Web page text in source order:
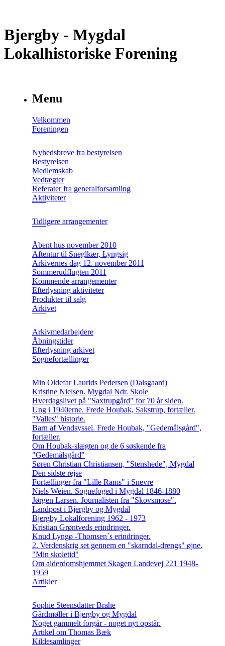
Bjergby - Mygdal
Lokalhistoriske Forening
Menu
Velkommen
Foreningen
Nyhedsbreve fra bestyrelsen
Bestyrelsen
Medlemskab
Vedtægter
Referater fra generalforsamling
Aktiviteter
Tidligere arrangementer
Åbent hus november 2010
Aftentur til Sneglkær, Lyngsig
Arkivernes dag 12. november 2011
Sommerudflugten 2011
Kommende arrangementer
Efterlysning aktiviteter
Produkter til salg
Arkivet
Arkivmedarbejdere
Åbningstider
Efterlysning arkivet
Sognefortællinger
Min Oldefar Laurids Pedersen (Dalsgaard)
Kristine Nielsen. Mygdal Ndr. Skole
Hverdagslivet på "Saxtrupgård" for 70 år siden.
Ung i 1940erne. Frede Houbak, Sakstrup, fortæller.
"Valles" historie.
Barn af Vendsyssel. Frede Houbak, "Gedemålsgård",
fortæller.
Om Houbak-slægten og de 6 søskende fra
"Gedemålsgård"
Søren Christian Christiansen, "Stenshede", Mygdal
Den sidste rejse
Fortællinger fra "Lille Rams" i Snevre
Niels Weien. Sognefoged i Mygdal 1846-1880
Jørgen Larsen. Journalisten fra "Skovsmose".
Landpost i Bjergby og Mygdal
Bjergby Lokalforening 1962 - 1973
Kristian Grøntveds erindringer.
Knud Lyngø -Thomsen`s erindringer.
2. Verdenskrig set gennem en "skarndal-drengs" øjne.
"Min skoletid"
Om alderdomshjemmet Skagen Landevej 221 1948-
1959
Artikler
Sophie Steensdatter Brahe
Gårdmøller i Bjergby og Mygdal
Noget gammelt forgår - noget nyt opstår.
Artikel om Thomas Bæk
Kildesamlinger